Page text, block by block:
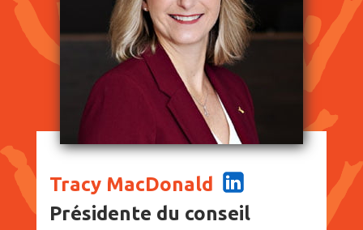
Tracy MacDonald
Présidente du conseil